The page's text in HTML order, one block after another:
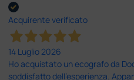
Acquirente verificato
14 Luglio 2026
Ho acquistato un ecografo da
soddisfatto dell'esperienza.